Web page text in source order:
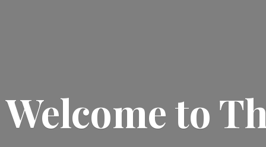
Welcometo